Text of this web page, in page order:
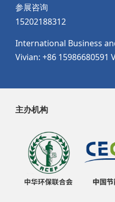
参展咨询
15202188312
International Business
Vivian: +86 15986680591
主办机构